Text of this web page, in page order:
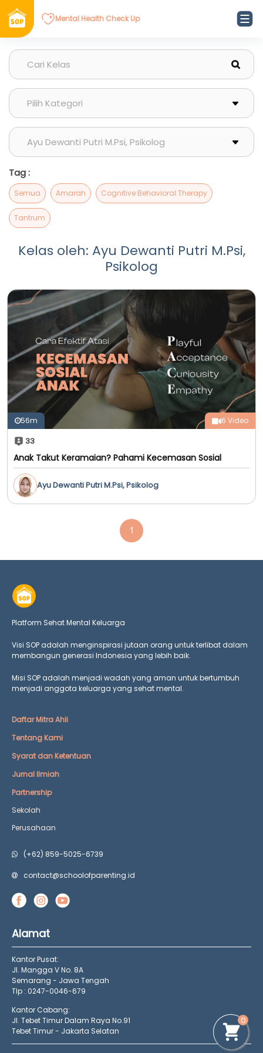
Mental Health Check Up
Tag :
Semua Amarah Cognitive Behavioral Therapy
Tantrum
Kelas oleh: Ayu Dewanti Putri M.Psi,
Psikolog
56m 6 Video
33
Anak Takut Keramaian? Pahami Kecemasan Sosial
Ayu Dewanti Putri M.Psi, Psikolog
1
0
Platform Sehat Mental Keluarga
Visi SOP adalah menginspirasi jutaan orang untuk terlibat dalam
membangun generasi Indonesia yang lebih baik.
Misi SOP adalah menjadi wadah yang aman untuk bertumbuh
menjadi anggota keluarga yang sehat mental.
Daftar Mitra Ahli
Tentang Kami
Syarat dan Ketentuan
Jurnal Ilmiah
Partnership
Sekolah
Perusahaan
(+62) 859-5025-6739
contact@schoolofparenting.id
Alamat
Kantor Pusat:
Jl. Mangga V No. 8A
Semarang - Jawa Tengah
Tlp : 0247-0046-679
Kantor Cabang:
Jl. Tebet Timur Dalam Raya No.91
Tebet Timur - Jakarta Selatan